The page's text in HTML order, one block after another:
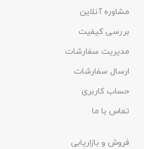
مشاوره آنلاین
بررسی کیفیت
مدیریت سفارشات
ارسال سفارشات
حساب کاربری
تماس با ما
فروش و بازاریابی